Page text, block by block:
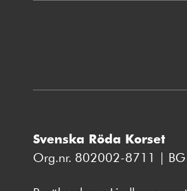
Svenska Röda Korset
Org.nr. 802002-8711 |